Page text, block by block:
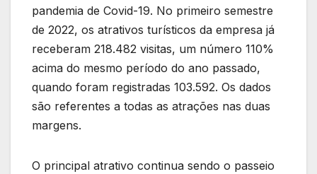
pandemia de Covid-19. No primeiro semestre
de 2022, os atrativos turísticos da empresa já
receberam 218.482 visitas, um número 110%
acima do mesmo período do ano passado,
quando foram registradas 103.592. Os dados
são referentes a todas as atrações nas duas
margens.
O principal atrativo continua sendo o passeio